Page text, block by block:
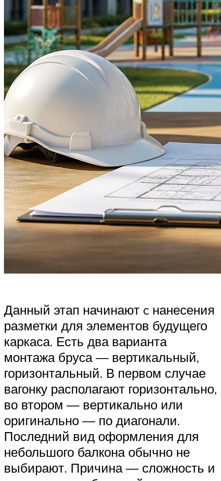
Данный этап начинают c нанесения
разметки для элементов будущего
каркаса. Есть два варианта
монтажа бруса — вертикальный,
горизонтальный. В первом случае
вагонку располагают горизонтально,
во втором — вертикально или
оригинально — по диагонали.
Последний вид оформления для
небольшого балкона обычно не
выбирают. Причина — сложность и